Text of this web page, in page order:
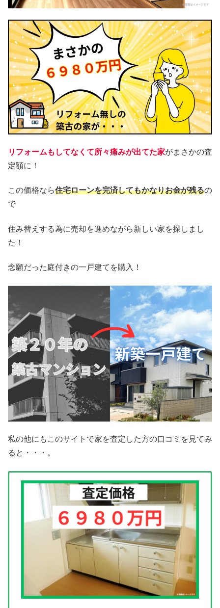
リフォームもしてなくて所々痛みが出てた家がまさかの査
定額に！
この価格なら住宅ローンを完済してもかなりお金が残るの
で
住み替えする為に売却を進めながら新しい家を探しまし
た！
念願だった庭付きの一戸建てを購入！
私の他にもこのサイトで家を査定した方の口コミを見てみ
ると・・・。